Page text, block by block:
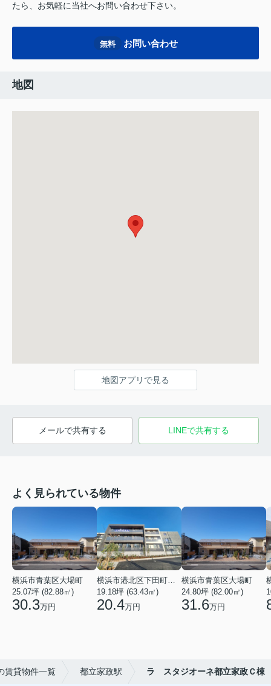
たら、お気軽に当社へお問い合わせ下さい。
無料 お問い合わせ
地図
地図アプリで見る
メールで共有する LINEで共有する
よく見られている物件
横浜市青葉区大場町
25.07坪 (82.88㎡)
30.3万円
19.18坪 (63.43㎡)
20.4万円
横浜市青葉区大場町
24.80坪 (82.00㎡)
31.6万円
賃貸物件一覧 都立家政駅 ラ スタジオーネ都立家政Ｃ棟